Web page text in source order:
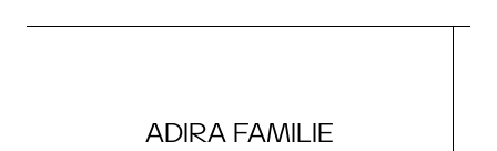
ADIRA FAMILIE